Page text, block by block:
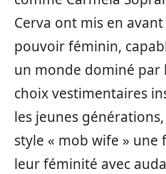
Cerva ont mis en
pouvoir féminin,
un monde dominé par
choix vestimentaires
les jeunes
style « mob wife »
leur féminité avec